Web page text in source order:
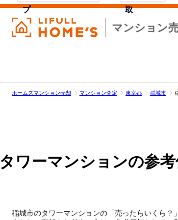
マンション
プ 取
ホームズマンション売却 マンション査定 東京都 稲城市
タワーマンションの参
稲城市のタワーマンションの「売ったらいくら？